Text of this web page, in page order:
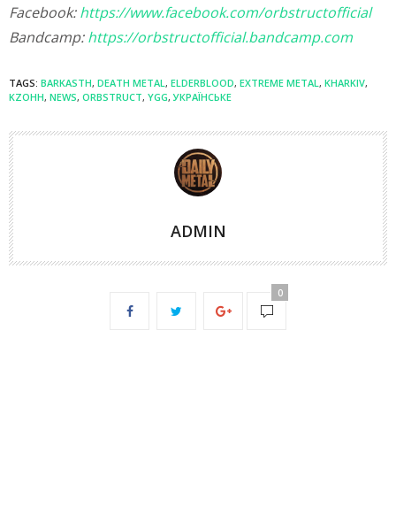
Facebook:https://www.facebook.com/orbstructofficial
Bandcamp:https://orbstructofficial.bandcamp.com
TAGS: BARKASTH, DEATH METAL, ELDERBLOOD, EXTREME METAL, KHARKIV,
KZOHH, NEWS, ORBSTRUCT, YGG,УКРАЇНСЬКЕ
ADMIN
0